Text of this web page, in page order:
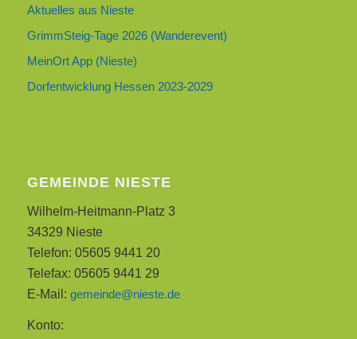
Aktuelles aus Nieste
GrimmSteig-Tage 2026 (Wanderevent)
MeinOrt App (Nieste)
Dorfentwicklung Hessen 2023-2029
GEMEINDE NIESTE
Wilhelm-Heitmann-Platz 3
34329 Nieste
Telefon: 05605 9441 20
Telefax: 05605 9441 29
E-Mail: gemeinde@nieste.de
Konto: